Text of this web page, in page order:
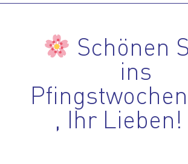
Schönen
ins
, Ihr Lieben!